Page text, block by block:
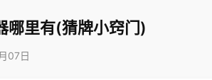
哪里有(猜牌小窍门)
07日